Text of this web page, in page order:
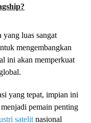
luas sangat
mengembangkan
ini akan memperkuat
yang tepat, impian ini
pemain penting
satelit nasional